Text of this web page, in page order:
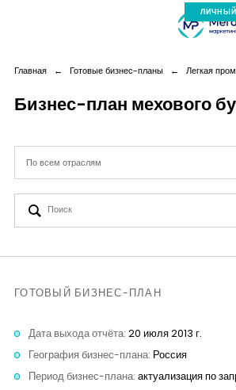
Новая реальность
Контакты
Главная ← Готовые бизнес-планы ← Легкая
Бизнес-план мехового
По всем отраслям
ГОТОВЫЙ БИЗНЕС-ПЛАН
Дата выхода отчёта: 20 июля 2013 г.
География бизнес-плана: Россия
Период бизнес-плана: актуализация по